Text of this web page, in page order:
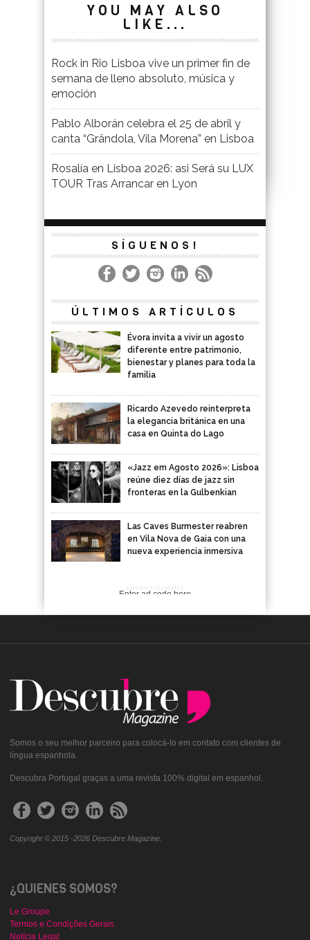
YOU MAY ALSO
LIKE...
Rock in Rio Lisboa vive un primer fin de
semana de lleno absoluto, música y
emoción
Pablo Alborán celebra el 25 de abril y
canta “Grândola, Vila Morena” en Lisboa
Rosalía en Lisboa 2026: asi Será su LUX
TOUR Tras Arrancar en Lyon
SÍGUENOS!
ÚLTIMOS ARTÍCULOS
Évora invita a vivir un agosto
diferente entre patrimonio,
bienestar y planes para toda la
familia
Ricardo Azevedo reinterpreta
la elegancia británica en una
casa en Quinta do Lago
«Jazz em Agosto 2026»: Lisboa
reúne diez días de jazz sin
fronteras en la Gulbenkian
Las Caves Burmester reabren
en Vila Nova de Gaia con una
nueva experiencia inmersiva
ADVERTISEMENT
Enter ad code here
Somos o seu melhor parceiro para colocá-lo em contato com clientes de
língua espanhola.
Descubra Portugal graças a uma revista 100% digital em espanhol..
Copyright © 2015 -2026 Descubre Magazine.
¿QUIENES SOMOS?
Le Groupe
Termos e Condições Gerais
Notícia Legal